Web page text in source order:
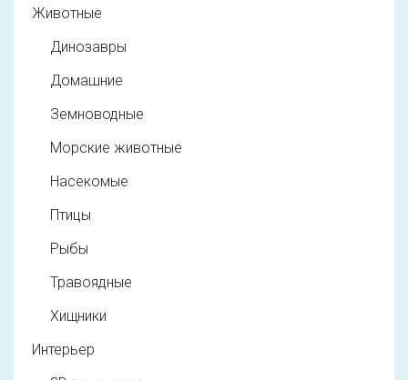
Животные
Динозавры
Домашние
Земноводные
Морские животные
Насекомые
Птицы
Рыбы
Травоядные
Хищники
Интерьер